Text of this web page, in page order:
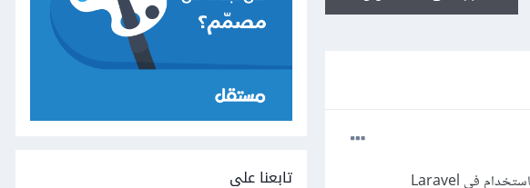
تابعنا على